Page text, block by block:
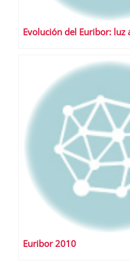
Evolución del Euribor: luz
Euribor 2010